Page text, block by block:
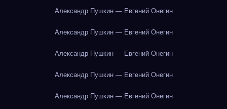
Александр Пушкин — Евгений Онегин
Александр Пушкин — Евгений Онегин
Александр Пушкин — Евгений Онегин
Александр Пушкин — Евгений Онегин
Александр Пушкин — Евгений Онегин